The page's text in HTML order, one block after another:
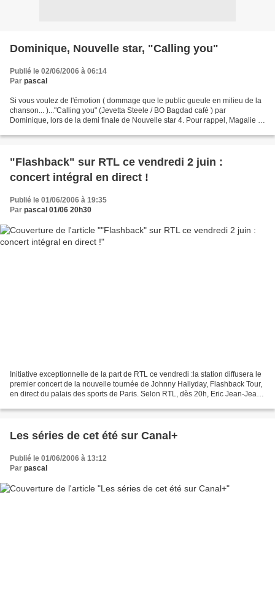
Dominique, Nouvelle star, "Calling you"
Publié le 02/06/2006 à 06:14
Par pascal
Si vous voulez de l'émotion ( dommage que le public gueule en milieu de la
chanson... )..."Calling you" (Jevetta Steele / BO Bagdad café ) par
Dominique, lors de la demi finale de Nouvelle star 4. Pour rappel, Magalie et
"Flashback" sur RTL ce vendredi 2 juin :
concert intégral en direct !
Publié le 01/06/2006 à 19:35
Par pascal 01/06 20h30
Initiative exceptionnelle de la part de RTL ce vendredi :la station diffusera le
premier concert de la nouvelle tournée de Johnny Hallyday, Flashback Tour,
en direct du palais des sports de Paris. Selon RTL, dès 20h, Eric Jean-Jean
Les séries de cet été sur Canal+
Publié le 01/06/2006 à 13:12
Par pascal